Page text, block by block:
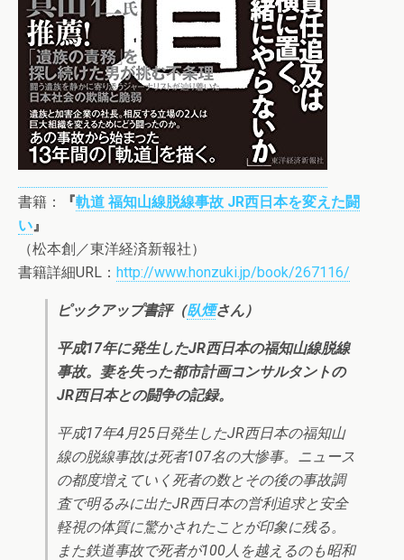
書籍： 『軌道 福知山線脱線事故 JR西日本を変えた闘
い』
（松本創／東洋経済新報社）
書籍詳細URL： http://www.honzuki.jp/book/267116/
ピックアップ書評（臥煙さん）
平成17年に発生したJR西日本の福知山線脱線
事故。妻を失った都市計画コンサルタントの
JR西日本との闘争の記録。
平成17年4月25日発生したJR西日本の福知山
線の脱線事故は死者107名の大惨事。ニュース
の都度増えていく死者の数とその後の事故調
査で明るみに出たJR西日本の営利追求と安全
軽視の体質に驚かされたことが印象に残る。
また鉄道事故で死者が100人を越えるのも昭和